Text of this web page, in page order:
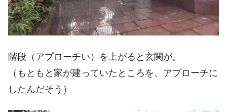
階段（アプローチい）を上がると玄関が。
（もともと家が建っていたところを、アプローチに
したんだそう）